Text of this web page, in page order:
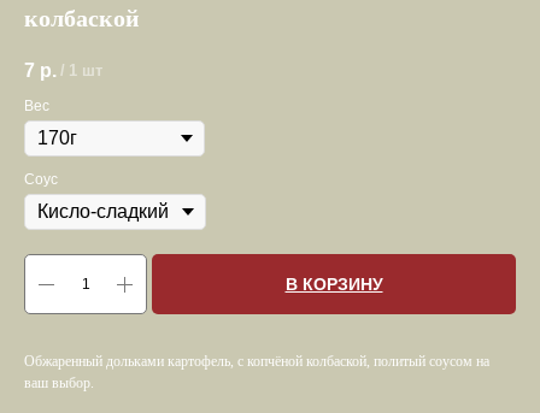
колбаской
7 р. / 1 шт
Вес
Соус
В КОРЗИНУ
Обжаренный дольками картофель, с копчёной колбаской, политый соусом на
ваш выбор.